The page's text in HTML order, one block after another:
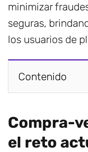
minimizar
seguras,
los usuarios de
Contenido
Compra-
el reto